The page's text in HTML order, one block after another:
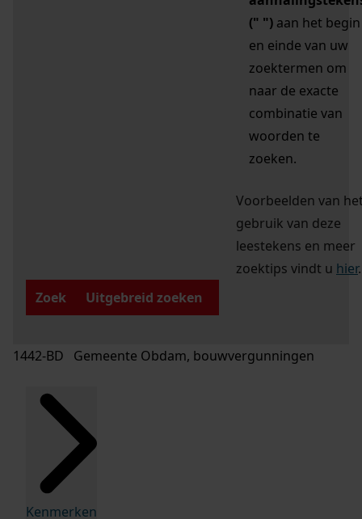
(" ") aan het begin
en einde van uw
zoektermen om
naar de exacte
combinatie van
woorden te
zoeken.
Voorbeelden van
gebruik van deze
leestekens en meer
zoektips vindt u hier.
Zoek
Uitgebreid zoeken
1442-BD Gemeente Obdam, bouwvergunningen
Kenmerken